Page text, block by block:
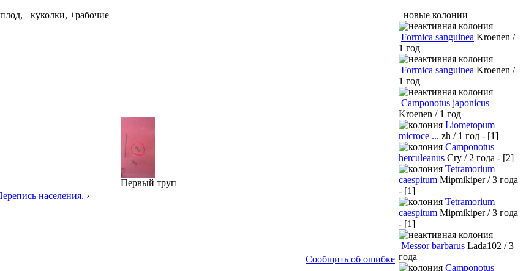
+куколки, +рабочие
Первый труп
населения. ›
Сообщить об ошибке
новые колонии
Formica sanguinea Kroenen /
1 год
Formica sanguinea Kroenen /
1 год
Camponotus japonicus
Kroenen / 1 год
Liometopum
microce ... zh / 1 год - [1]
Camponotus
herculeanus Cry / 2 года - [2]
Tetramorium
caespitum Mipmikiper / 3 года
- [1]
Tetramorium
caespitum Mipmikiper / 3 года
- [1]
Messor barbarus Lada102 / 3
года
Camponotus